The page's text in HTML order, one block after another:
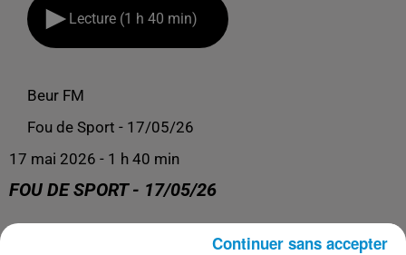
Lecture (1 h 40 min)
Beur FM
Fou de Sport - 17/05/26
17 mai 2026 - 1 h 40 min
FOU DE SPORT - 17/05/26
Continuer sans accepter